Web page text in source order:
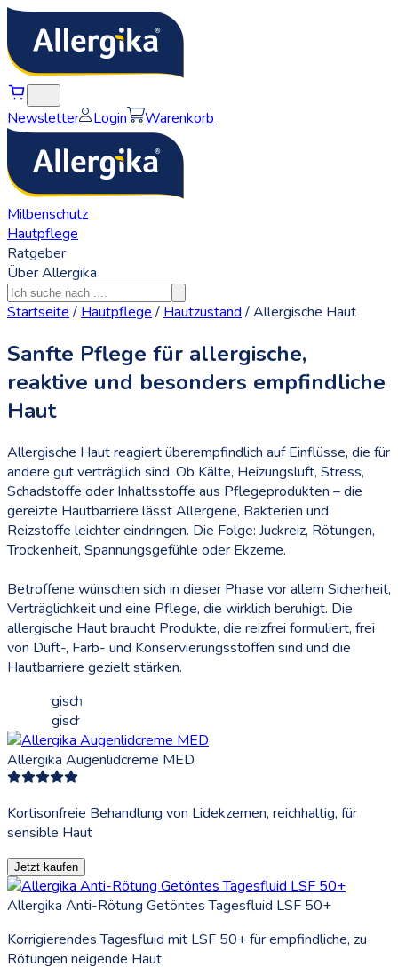
Newsletter Login Warenkorb
Milbenschutz
Hautpflege
Ratgeber
Über Allergika
Startseite / Hautpflege / Hautzustand /Allergische Haut
Sanfte Pflege für allergische,
reaktive und besonders empfindliche
Haut
Allergische Haut reagiert überempfindlich auf Einflüsse, die für
andere gut verträglich sind. Ob Kälte, Heizungsluft, Stress,
Schadstoffe oder Inhaltsstoffe aus Pflegeprodukten – die
gereizte Hautbarriere lässt Allergene, Bakterien und
Reizstoffe leichter eindringen. Die Folge: Juckreiz, Rötungen,
Trockenheit, Spannungsgefühle oder Ekzeme.
Betroffene wünschen sich in dieser Phase vor allem Sicherheit,
Verträglichkeit und eine Pflege, die wirklich beruhigt. Die
allergische Haut braucht Produkte, die reizfrei formuliert, frei
von Duft-, Farb- und Konservierungsstoffen sind und die
Hautbarriere gezielt stärken.
Allergika Augenlidcreme MED
Kortisonfreie Behandlung von Lidekzemen, reichhaltig, für
sensible Haut
Jetzt kaufen
Allergika Anti-Rötung Getöntes Tagesfluid LSF 50+
Korrigierendes Tagesfluid mit LSF 50+ für empfindliche, zu
Rötungen neigende Haut.